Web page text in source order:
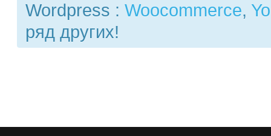
Wordpress : Woocommerce,
ряд других!